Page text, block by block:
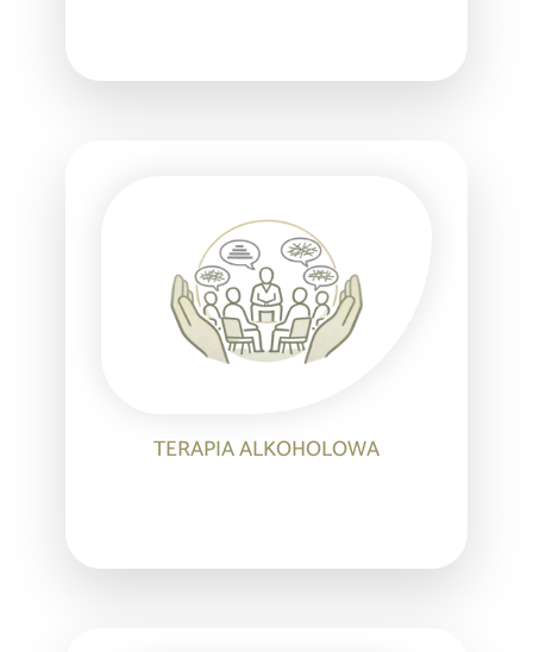
TERAPIA ALKOHOLOWA